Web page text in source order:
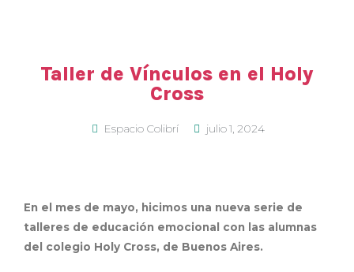
Taller de Vínculos en el Holy
Cross
Espacio Colibrí julio 1, 2024
En el mes de mayo, hicimos una nueva serie de
talleres de educación emocional con las alumnas
del colegio Holy Cross, de Buenos Aires.